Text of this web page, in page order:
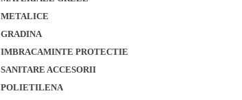
METALICE
GRADINA
IMBRACAMINTE PROTECTIE
SANITARE ACCESORII
POLIETILENA